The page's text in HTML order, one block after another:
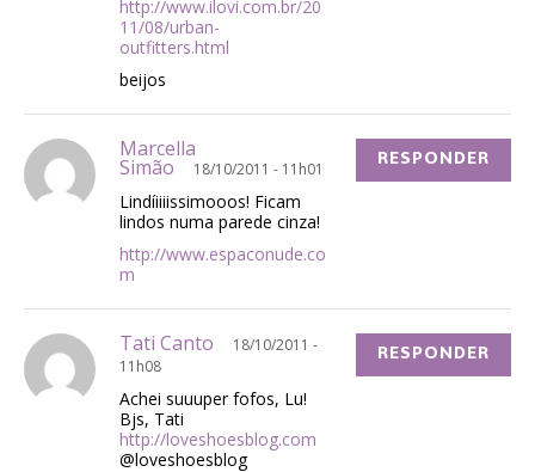
http://www.ilovi.com.br/20
11/08/urban-
outfitters.html
beijos
Marcella
Simão 18/10/2011 - 11h01
Lindíiiiissimooos! Ficam
lindos numa parede cinza!
http://www.espaconude.co
m
RESPONDER
Tati Canto
18/10/2011 -
11h08
Achei suuuper fofos, Lu!
Bjs, Tati
http://loveshoesblog.com
@loveshoesblog
RESPONDER